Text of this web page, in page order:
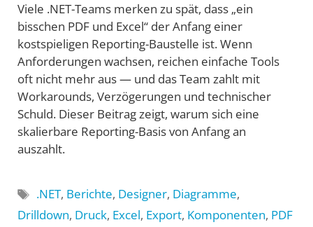
Viele .NET-Teams merken zu spät, dass „ein
bisschen PDF und Excel“ der Anfang einer
kostspieligen Reporting-Baustelle ist. Wenn
Anforderungen wachsen, reichen einfache Tools
oft nicht mehr aus — und das Team zahlt mit
Workarounds, Verzögerungen und technischer
Schuld. Dieser Beitrag zeigt, warum sich eine
skalierbare Reporting-Basis von Anfang an
auszahlt.
Schlagwörter
.NET, Berichte, Designer, Diagramme,
Drilldown, Druck, Excel, Export, Komponenten, PDF